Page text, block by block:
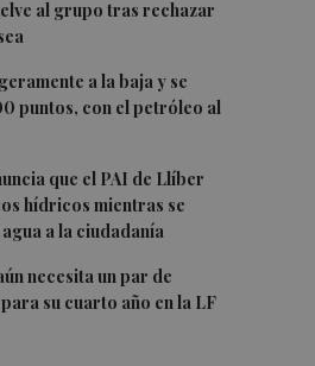
al grupo tras rechazar
a la baja y se
puntos, con el petróleo al
que el PAI de Llíber
hídricos mientras se
a la ciudadanía
necesita un par de
su cuarto año en la LF